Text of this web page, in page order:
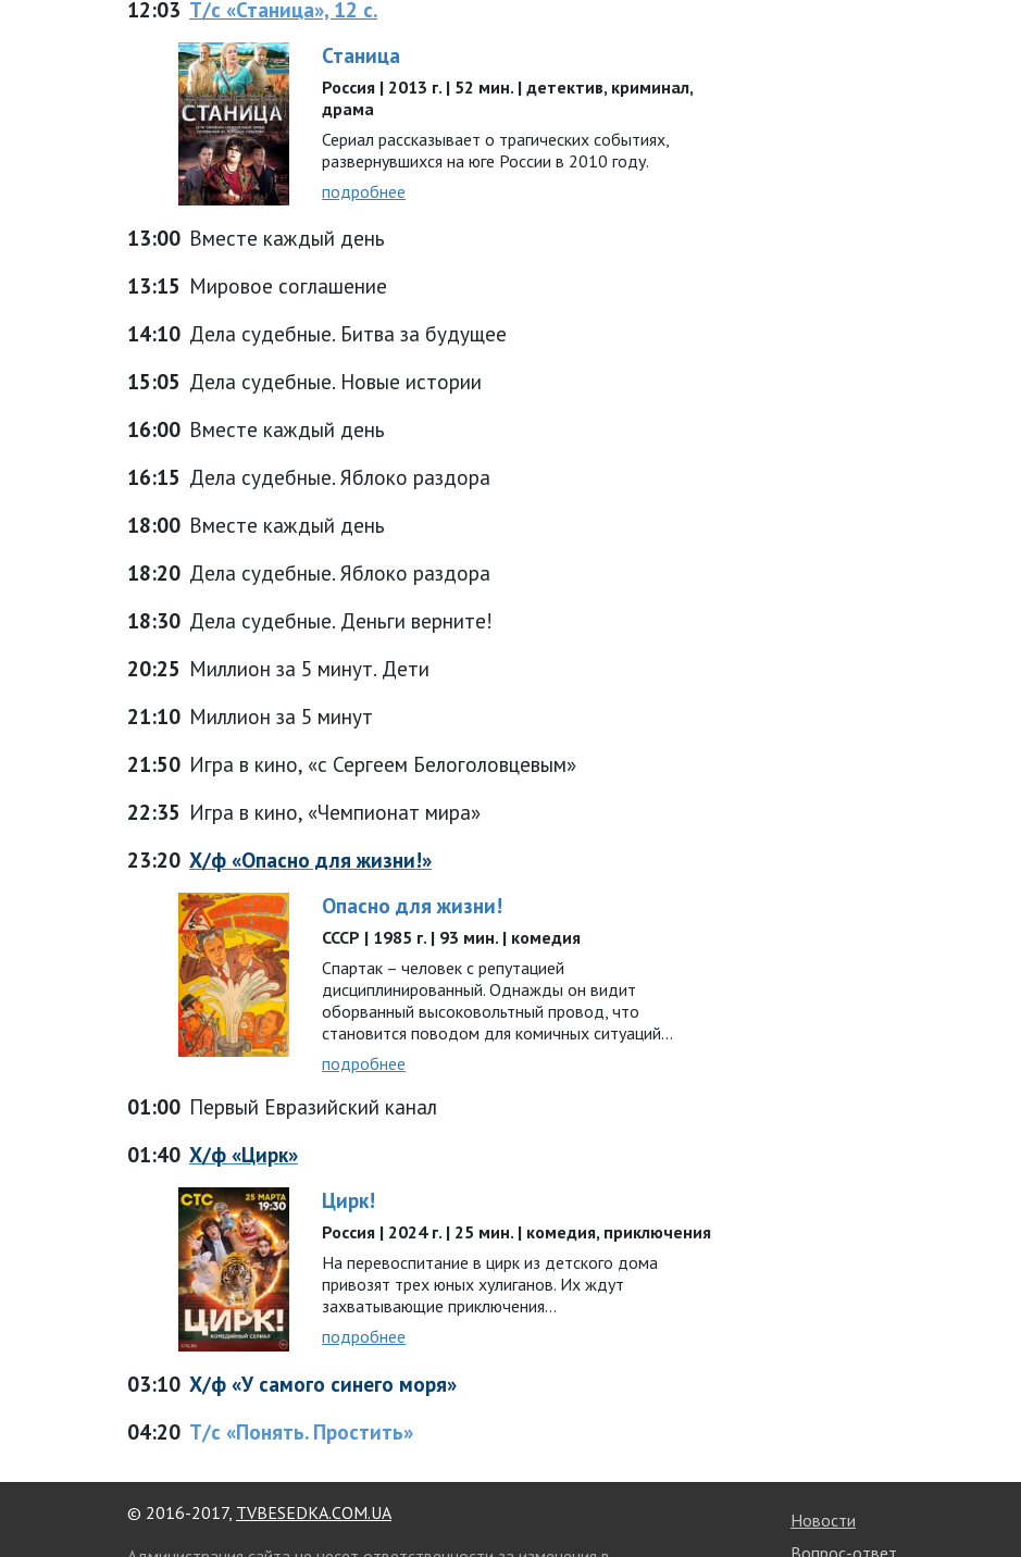
12:03 Т/с «Станица», 12 с.
Станица
Россия | 2013 г. | 52 мин. | детектив, криминал,
драма
Сериал рассказывает о трагических событиях,
развернувшихся на юге России в 2010 году.
подробнее
13:00 Вместе каждый день
13:15 Мировое соглашение
14:10 Дела судебные. Битва за будущее
15:05 Дела судебные. Новые истории
16:00 Вместе каждый день
16:15 Дела судебные. Яблоко раздора
18:00 Вместе каждый день
18:20 Дела судебные. Яблоко раздора
18:30 Дела судебные. Деньги верните!
20:25 Миллион за 5 минут. Дети
21:10 Миллион за 5 минут
21:50 Игра в кино, «с Сергеем Белоголовцевым»
22:35 Игра в кино, «Чемпионат мира»
23:20 Х/ф «Опасно для жизни!»
Опасно для жизни!
СССР | 1985 г. | 93 мин. | комедия
Спартак – человек с репутацией
дисциплинированный. Однажды он видит
оборванный высоковольтный провод, что
становится поводом для комичных ситуаций…
подробнее
01:00 Первый Евразийский канал
01:40 Х/ф «Цирк»
Цирк!
Россия | 2024 г. | 25 мин. | комедия, приключения
На перевоспитание в цирк из детского дома
привозят трех юных хулиганов. Их ждут
захватывающие приключения…
подробнее
03:10 Х/ф «У самого синего моря»
04:20 Т/с «Понять. Простить»
© 2016-2017, TVBESEDKA.COM.UA
Новости